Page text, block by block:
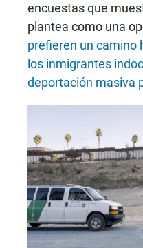
encuestas que
plantea como una
prefieren un camino
los inmigrantes
deportación masiva